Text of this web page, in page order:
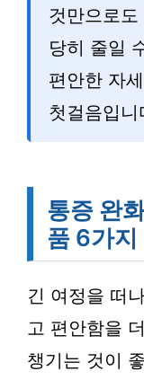
것만으로
당히 줄일
편안한 자
첫걸음입니
통증 완
품 6가지
긴 여정을 떠
고 편안함을
챙기는 것이